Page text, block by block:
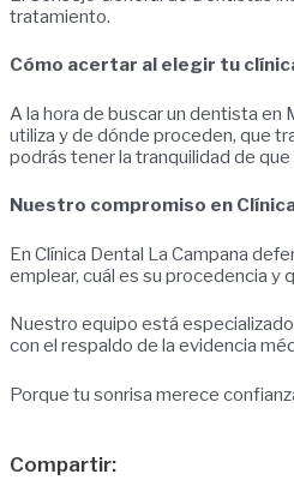
tratamiento.
Cómo acertar al elegir tu
A la hora de buscar un dentista en
utiliza y de dónde proceden, que
podrás tener la tranquilidad de
Nuestro compromiso en
En Clínica Dental La Campana
emplear, cuál es su procedencia y
Nuestro equipo está
con el respaldo de la evidencia
Porque tu sonrisa merece
Compartir: